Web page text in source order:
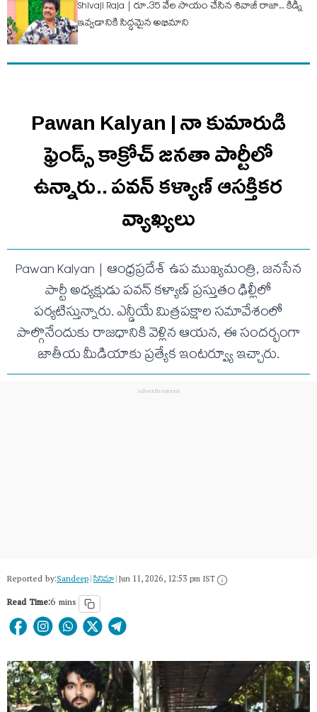
Shivaji Raja | రూ.35 వేల సాయం చేసిన శివాజీ రాజా.. కిడ్నీ
ఇవ్వడానికి సిద్ధమైన అభిమాని
Pawan Kalyan | నా కుమారుడి
ఫ్రెండ్స్ కాక్రోచ్ జనతా పార్టీలో
ఉన్నారు.. ప‌వ‌న్ క‌ళ్యాణ్ ఆసక్తిక‌ర
వ్యాఖ్య‌లు
Pawan Kalyan | ఆంధ్రప్రదేశ్ ఉప ముఖ్యమంత్రి, జనసేన
పార్టీ అధ్యక్షుడు పవన్ కళ్యాణ్ ప్రస్తుతం ఢిల్లీలో
పర్యటిస్తున్నారు. ఎన్డీయే మిత్రపక్షాల సమావేశంలో
పాల్గొనేందుకు రాజధానికి వెళ్లిన ఆయన, ఈ సందర్భంగా
జాతీయ మీడియాకు ప్రత్యేక ఇంటర్వ్యూ ఇచ్చారు.
Reported by:Sandeep|సినిమా|Jun 11, 2026, 12:53 pm IST
Read Time:6 mins